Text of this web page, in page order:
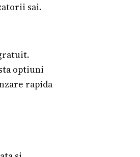
sai.
optiuni
rapida